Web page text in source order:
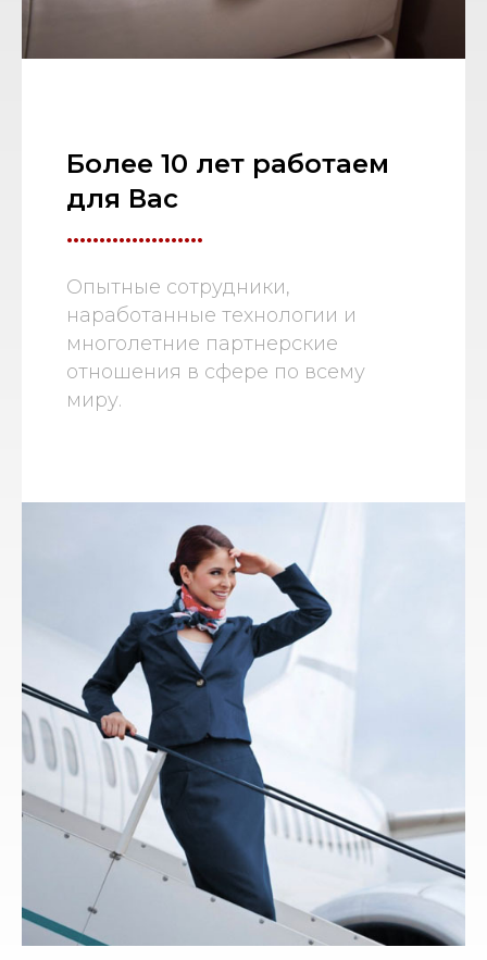
Более 10 лет работаем
для Вас
.....................
Опытные сотрудники,
наработанные технологии и
многолетние партнерские
отношения в сфере по всему
миру.